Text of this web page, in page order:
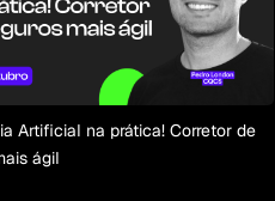
Artificial na prática! Corretor de
ágil